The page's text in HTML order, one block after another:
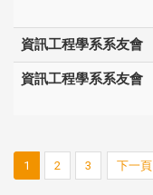
資訊工程學系系友會
資訊工程學系系友會
1 2 3 下一頁